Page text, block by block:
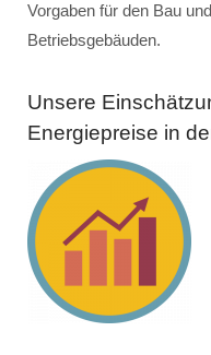
Vorgaben für den Bau
Betriebsgebäuden.
Unsere
Energiepreise in